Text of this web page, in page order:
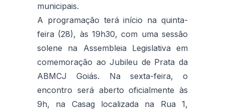
municipais.
A programação terá início na quinta-
feira (28), às 19h30, com uma sessão
solene na Assembleia Legislativa em
comemoração ao Jubileu de Prata da
ABMCJ Goiás. Na sexta-feira, o
encontro será aberto oficialmente às
9h, na Casag localizada na Rua 1,